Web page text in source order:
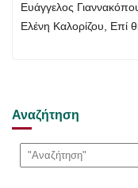
Ευάγγελος
Ελένη Καλορίζου, Επί
Αναζήτηση